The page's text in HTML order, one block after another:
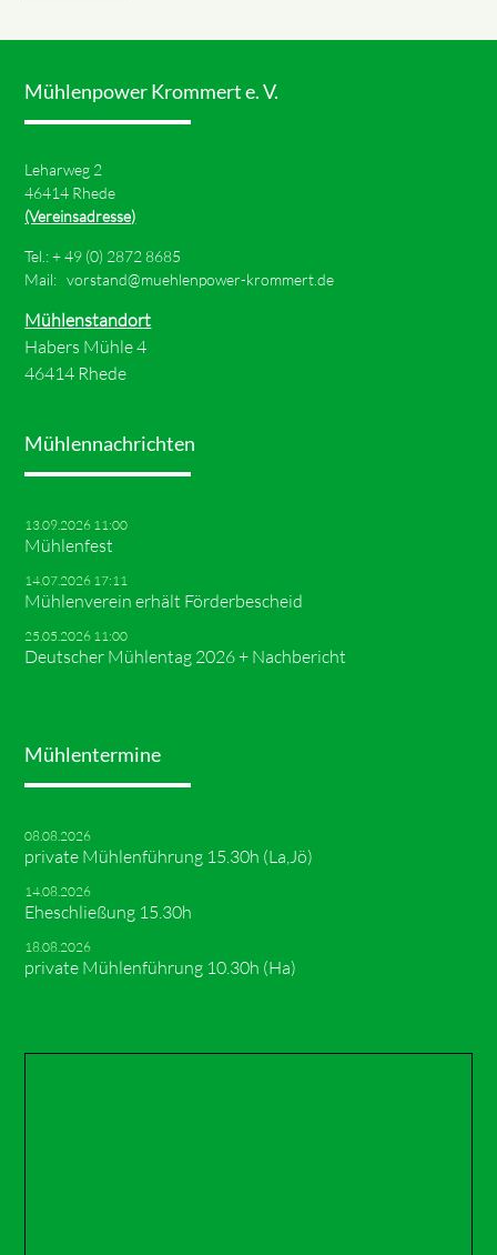
Mühlenpower Krommert e. V.
Leharweg 2
46414 Rhede
(Vereinsadresse)
Tel.: +49 (0) 2872 8685
Mail:vorstand@muehlenpower-krommert.de
Mühlenstandort
Habers Mühle 4
46414 Rhede
Mühlennachrichten
13.09.2026 11:00
Mühlenfest
14.07.2026 17:11
Mühlenverein erhält Förderbescheid
25.05.2026 11:00
Deutscher Mühlentag 2026 + Nachbericht
Mühlentermine
08.08.2026
private Mühlenführung 15.30h (La,Jö)
14.08.2026
Eheschließung 15.30h
18.08.2026
private Mühlenführung 10.30h (Ha)